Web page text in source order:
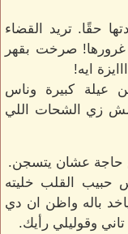
حقًا. تريد القضاء
صرخت بقهر
ايه!
عيلة كبيرة وناس
مش زي الشحات اللي
عشان يتسجن.
حبيب القلب خليته
باله واظن ان دي
وقوليلي رأيك.